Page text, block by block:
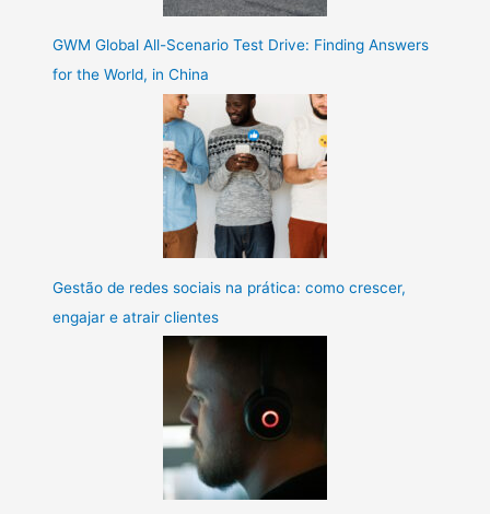
GWM Global All-Scenario Test Drive: Finding Answers
for the World, in China
Gestão de redes sociais na prática: como crescer,
engajar e atrair clientes